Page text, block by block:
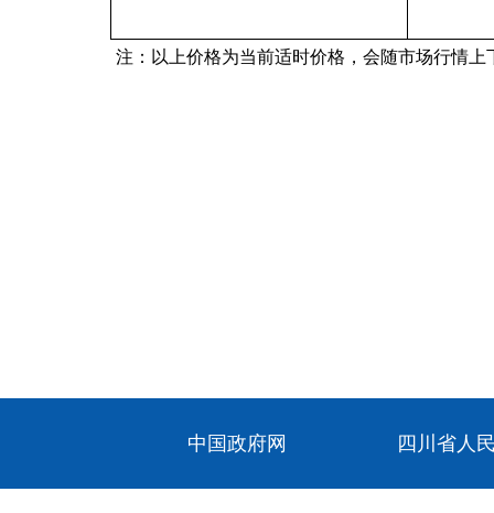
注：以上价格为当前适时价格，会随市场行情
中国政府网 四川省人